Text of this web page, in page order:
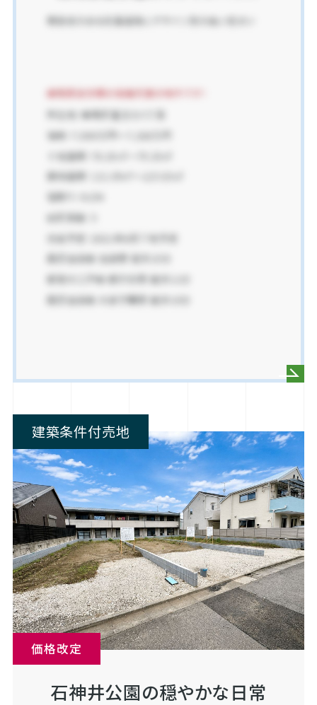
建築条件付売地
価格改定
石神井公園の穏やかな日常